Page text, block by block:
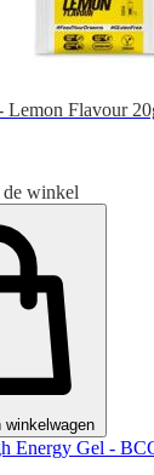
Lemon Flavour
winkel
winkelwagen